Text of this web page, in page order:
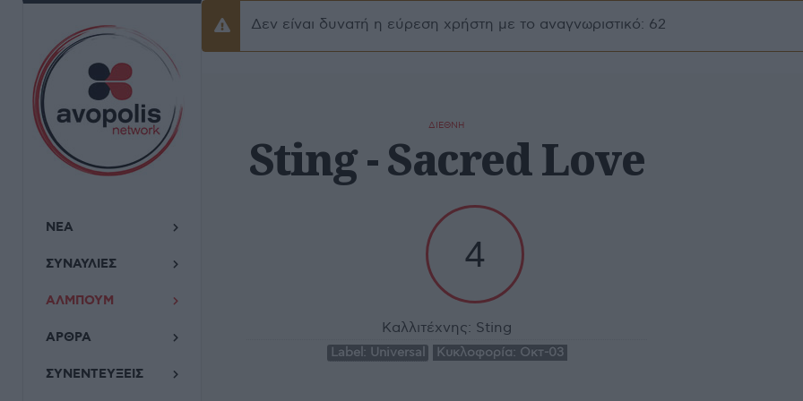
ΝΕΑ
ΣΥΝΑΥΛΙΕΣ
ΑΛΜΠΟΥΜ
ΑΡΘΡΑ
ΣΥΝΕΝΤΕΥΞΕΙΣ
Προειδοποίσηση
Δεν είναι δυνατή η εύρεση χρήστη με το αναγνωριστικό: 62
ΔΙΕΘΝΗ
Sting - Sacred Love
4
Καλλιτέχνης: Sting
Label: Universal Κυκλοφορία: Οκτ-03